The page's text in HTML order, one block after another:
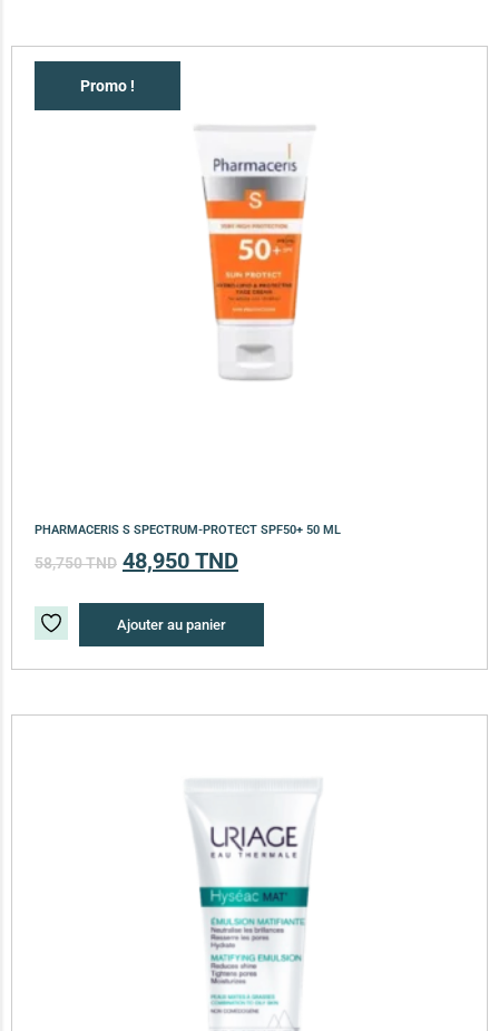
Promo !
PHARMACERIS S SPECTRUM-PROTECT SPF50+ 50 ML
58,750TND 48,950 TND
Ajouter au panier